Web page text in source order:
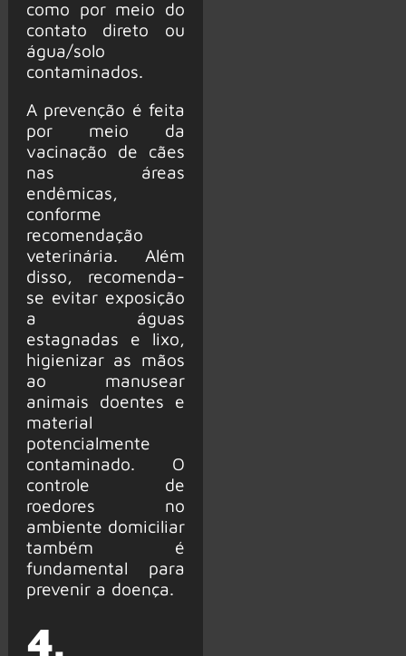
como por meio do
contato direto ou
água/solo
contaminados.
A prevenção é feita
por meio da
vacinação de cães
nas áreas
endêmicas,
conforme
recomendação
veterinária. Além
disso, recomenda-
se evitar exposição
a águas
estagnadas e lixo,
higienizar as mãos
ao manusear
animais doentes e
material
potencialmente
contaminado. O
controle de
roedores no
ambiente domiciliar
também é
fundamental para
prevenir a doença.
4.